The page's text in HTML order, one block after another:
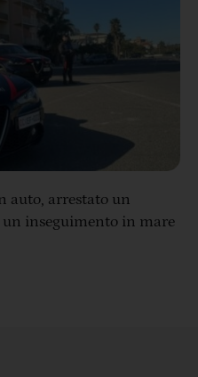
auto, arrestato un
inseguimento in mare